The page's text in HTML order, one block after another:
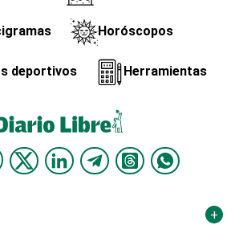
Horóscopos
deportivos Herramientas